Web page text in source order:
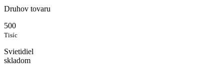
Druhov tovaru
500
Tisíc
Svietidiel
skladom